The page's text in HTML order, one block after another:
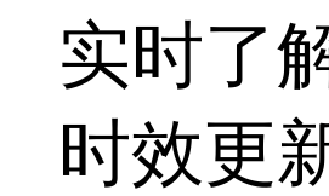
实时了
时效更